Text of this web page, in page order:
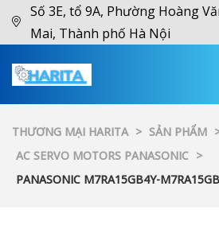
Số 3E, tổ 9A, Phường Hoàng
Mai, Thành phố Hà Nội
THƯƠNG MẠI HARITA > SẢN PHẨM
AC SERVO MOTORS PANASONIC >
PANASONIC M7RA15GB4Y-